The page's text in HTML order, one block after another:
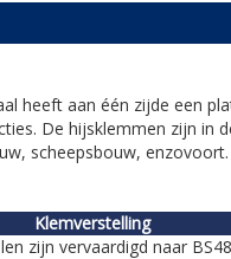
heeft aan één zijde een
De hijsklemmen zijn
scheepsbouw,
Klemverstelling
zijn vervaardigd naar